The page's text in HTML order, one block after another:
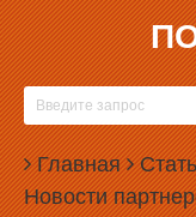
Главная
Новости
14.02.2011, 07:53
ВСЕ РУССКИЕ
Все российские
Египта, вернулись
секретарь